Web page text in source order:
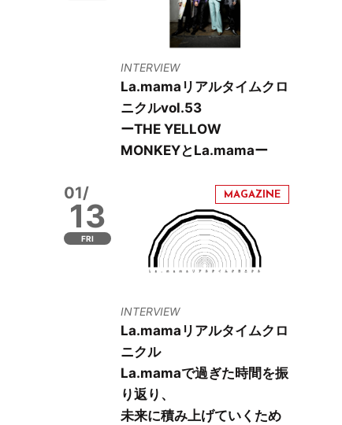
INTERVIEW
La.mamaリアルタイムクロ
ニクルvol.53
ーTHE YELLOW
MONKEYとLa.mamaー
01/
13
FRI
INTERVIEW
La.mamaリアルタイムクロ
ニクル
La.mamaで過ぎた時間を振
り返り、
未来に積み上げていくため